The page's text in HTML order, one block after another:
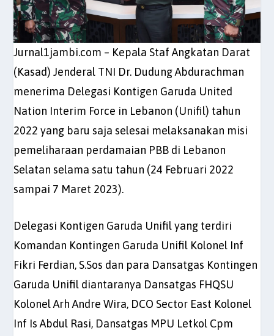
Jurnal1jambi.com – Kepala Staf Angkatan Darat
(Kasad) Jenderal TNI Dr. Dudung Abdurachman
menerima Delegasi Kontigen Garuda United
Nation Interim Force in Lebanon (Unifil) tahun
2022 yang baru saja selesai melaksanakan misi
pemeliharaan perdamaian PBB di Lebanon
Selatan selama satu tahun (24 Februari 2022
sampai 7 Maret 2023).
Delegasi Kontigen Garuda Unifil yang terdiri
Komandan Kontingen Garuda Unifil Kolonel Inf
Fikri Ferdian, S.Sos dan para Dansatgas Kontingen
Garuda Unifil diantaranya Dansatgas FHQSU
Kolonel Arh Andre Wira, DCO Sector East Kolonel
Inf Is Abdul Rasi, Dansatgas MPU Letkol Cpm